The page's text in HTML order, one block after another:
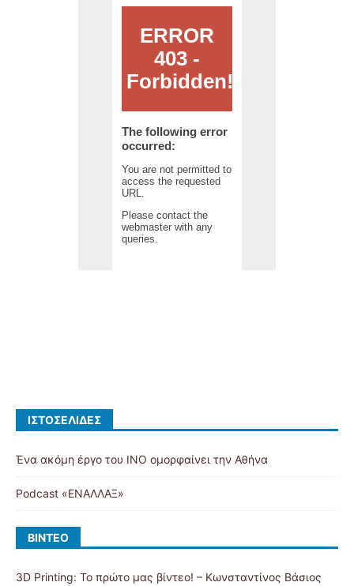
ΙΣΤΟΣΕΛΊΔΕΣ
Ένα ακόμη έργο του ΙΝΟ ομορφαίνει την Αθήνα
Podcast «ΕΝΑΛΛΑΞ»
ΒΊΝΤΕΟ
3D Printing: Το πρώτο μας βίντεο! – Κωνσταντίνος Βάσιος